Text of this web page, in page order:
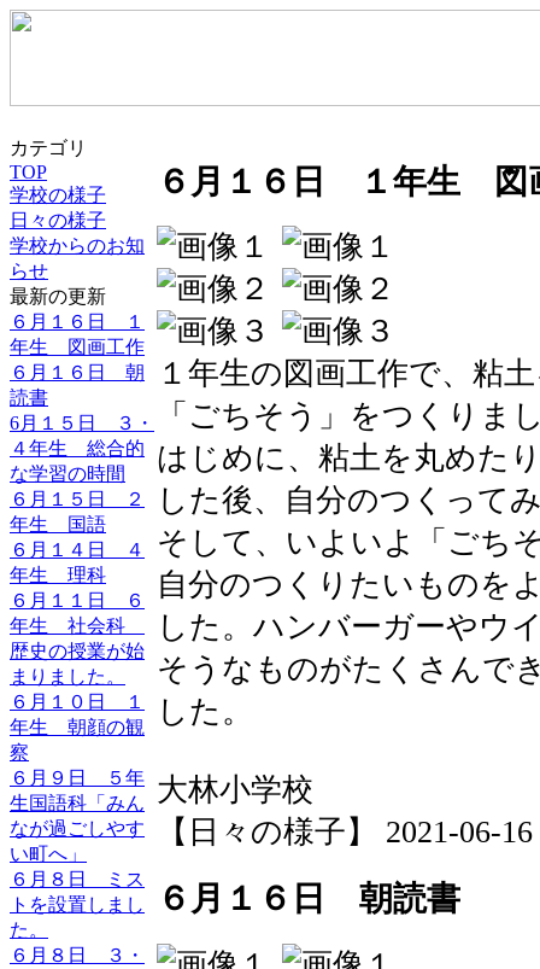
カテゴリ
TOP
学校の様子
日々の様子
学校からのお知
らせ
最新の更新
６月１６日 １
年生 図画工作
６月１６日 朝
読書
6月１５日 ３・
４年生 総合的
な学習の時間
６月１５日 ２
年生 国語
６月１４日 ４
年生 理科
６月１１日 ６
年生 社会科
歴史の授業が始
まりました。
６月１０日 １
年生 朝顔の観
察
６月９日 ５年
生国語科「みん
なが過ごしやす
い町へ」
６月８日 ミス
トを設置しまし
た。
６月８日 ３・
６月１６日 １年生 図
１年生の図画工作で、粘
「ごちそう」をつくりま
はじめに、粘土を丸めた
した後、自分のつくって
そして、いよいよ「ごち
自分のつくりたいものを
した。ハンバーガーやウ
そうなものがたくさんで
した。
大林小学校
【日々の様子】 2021-06-
６月１６日 朝読書